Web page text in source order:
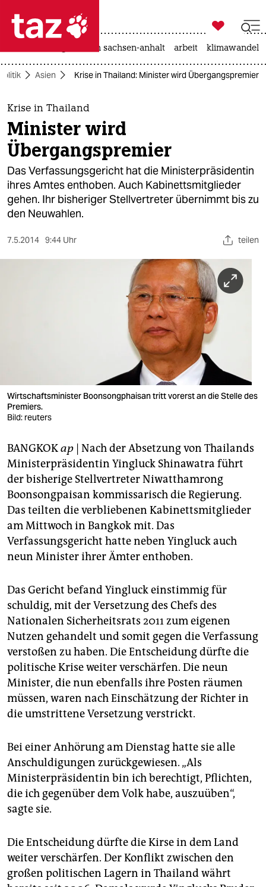
 taz zahl ich
taz zahl ich
themen
politik
öko
gesellschaft
kultur
sport
veranstaltungen
shop
fragen & hilfe
unterstützen
abo
genossenschaft
epaper login

taz zahl ich
landtagswahl in sachsen-anhalt arbeit klimawandel
Asien Krise in Thailand: Minister wird Übergangspremier
Krise in Thailand
Minister wird
Übergangspremier
Das Verfassungsgericht hat die Ministerpräsidentin
ihres Amtes enthoben. Auch Kabinettsmitglieder
gehen. Ihr bisheriger Stellvertreter übernimmt bis zu
den Neuwahlen.
7.5.2014 9:44 Uhr teilen
Wirtschaftsminister Boonsongphaisan tritt vorerst an die Stelle des
Premiers.
Bild: reuters
BANGKOKap | Nach der Absetzung von Thailands
Ministerpräsidentin Yingluck Shinawatra führt
der bisherige Stellvertreter Niwatthamrong
Boonsongpaisan kommissarisch die Regierung.
Das teilten die verbliebenen Kabinettsmitglieder
am Mittwoch in Bangkok mit. Das
Verfassungsgericht hatte neben Yingluck auch
neun Minister ihrer Ämter enthoben.
Das Gericht befand Yingluck einstimmig für
schuldig, mit der Versetzung des Chefs des
Nationalen Sicherheitsrats 2011 zum eigenen
Nutzen gehandelt und somit gegen die Verfassung
verstoßen zu haben. Die Entscheidung dürfte die
politische Krise weiter verschärfen. Die neun
Minister, die nun ebenfalls ihre Posten räumen
müssen, waren nach Einschätzung der Richter in
die umstrittene Versetzung verstrickt.
Bei einer Anhörung am Dienstag hatte sie alle
Anschuldigungen zurückgewiesen. „Als
Ministerpräsidentin bin ich berechtigt, Pflichten,
die ich gegenüber dem Volk habe, auszuüben“,
sagte sie.
Die Entscheidung dürfte die Kirse in dem Land
weiter verschärfen. Der Konflikt zwischen den
großen politischen Lagern in Thailand währt